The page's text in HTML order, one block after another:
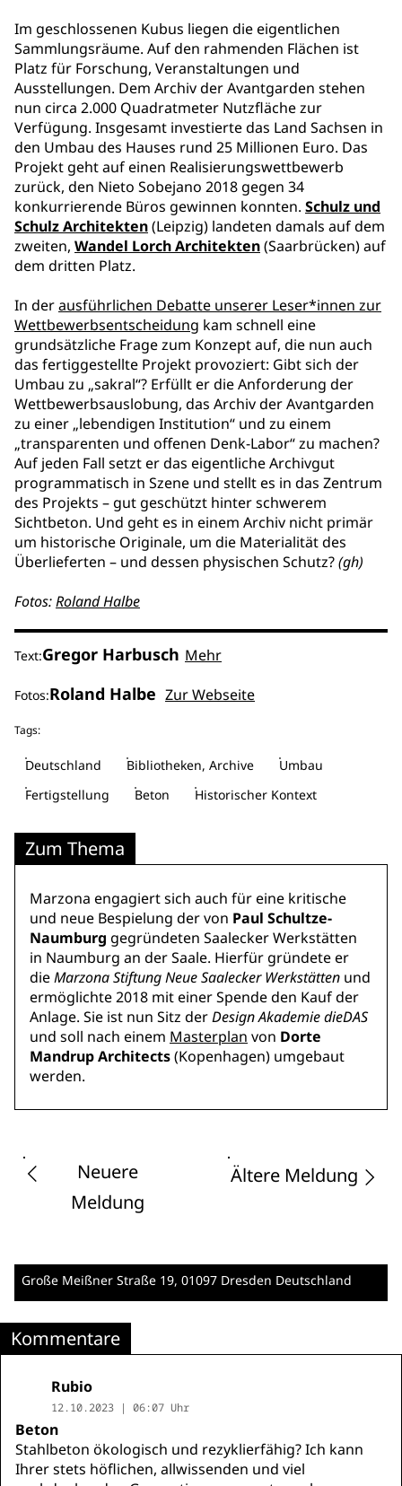
Im geschlossenen Kubus liegen die eigentlichen
Sammlungsräume. Auf den rahmenden Flächen ist
Platz für Forschung, Veranstaltungen und
Ausstellungen. Dem Archiv der Avantgarden stehen
nun circa 2.000 Quadratmeter Nutzfläche zur
Verfügung. Insgesamt investierte das Land Sachsen in
den Umbau des Hauses rund 25 Millionen Euro. Das
Projekt geht auf einen Realisierungswettbewerb
zurück, den Nieto Sobejano 2018 gegen 34
konkurrierende Büros gewinnen konnten. Schulz und
Schulz Architekten(Leipzig) landeten damals auf dem
zweiten, Wandel Lorch Architekten(Saarbrücken) auf
dem dritten Platz.
In derausführlichen Debatte unserer Leser*innen zur
Wettbewerbsentscheidung kam schnell eine
grundsätzliche Frage zum Konzept auf, die nun auch
das fertiggestellte Projekt provoziert: Gibt sich der
Umbau zu „sakral“? Erfüllt er die Anforderung der
Wettbewerbsauslobung, das Archiv der Avantgarden
zu einer „lebendigen Institution“ und zu einem
„transparenten und offenen Denk-Labor“ zu machen?
Auf jeden Fall setzt er das eigentliche Archivgut
programmatisch in Szene und stellt es in das Zentrum
des Projekts – gut geschützt hinter schwerem
Sichtbeton. Und geht es in einem Archiv nicht primär
um historische Originale, um die Materialität des
Überlieferten – und dessen physischen Schutz?(gh)
Fotos:Roland Halbe
Text:Gregor Harbusch Mehr
Fotos:Roland Halbe Zur Webseite
Tags:
Deutschland Bibliotheken, Archive
Umbau
Fertigstellung
Beton Historischer Kontext
Zum Thema
Marzona engagiert sich auch für eine kritische
und neue Bespielung der von Paul Schultze-
Naumburg gegründeten Saalecker Werkstätten
in Naumburg an der Saale. Hierfür gründete er
dieMarzona Stiftung Neue Saalecker Werkstätten und
ermöglichte 2018 mit einer Spende den Kauf der
Anlage. Sie ist nun Sitz derDesign Akademie dieDAS
und soll nach einem Masterplan von Dorte
Mandrup Architects(Kopenhagen) umgebaut
werden.
Neuere
Meldung
Ältere Meldung
Große Meißner Straße 19, 01097 Dresden Deutschland
Kommentare
Rubio
12.10.2023 | 06:07 Uhr
Beton
Stahlbeton ökologisch und rezyklierfähig? Ich kann
Ihrer stets höflichen, allwissenden und viel